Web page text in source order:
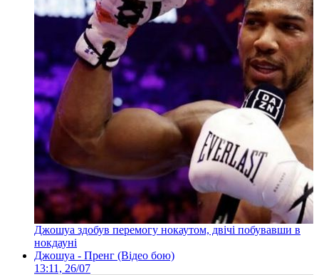
Джошуа здобув перемогу нокаутом, двічі побувавши в
нокдауні
Джошуа - Пренг (Відео бою)
13:11, 26/07